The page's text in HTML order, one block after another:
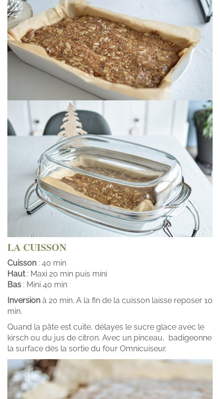
LA CUISSON
Cuisson : 40 min
Haut: Maxi 20 min puis mini
Bas : Mini 40 min
Inversion à 20 min. A la fin de la cuisson laisse reposer 10
min.
Quand la pâte est cuite, délayes le sucre glace avec le
kirsch ou du jus de citron. Avec un pinceau, badigeonne
la surface dès la sortie du four Omnicuiseur.